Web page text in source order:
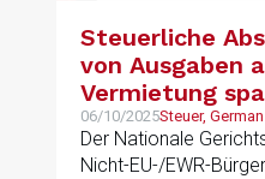
Steuerliche
von Ausgaben
Vermietung
Immobilien
Steuerzahler
06/10/2025Steuer,
Der Nationale
Nicht-EU-/EWR-